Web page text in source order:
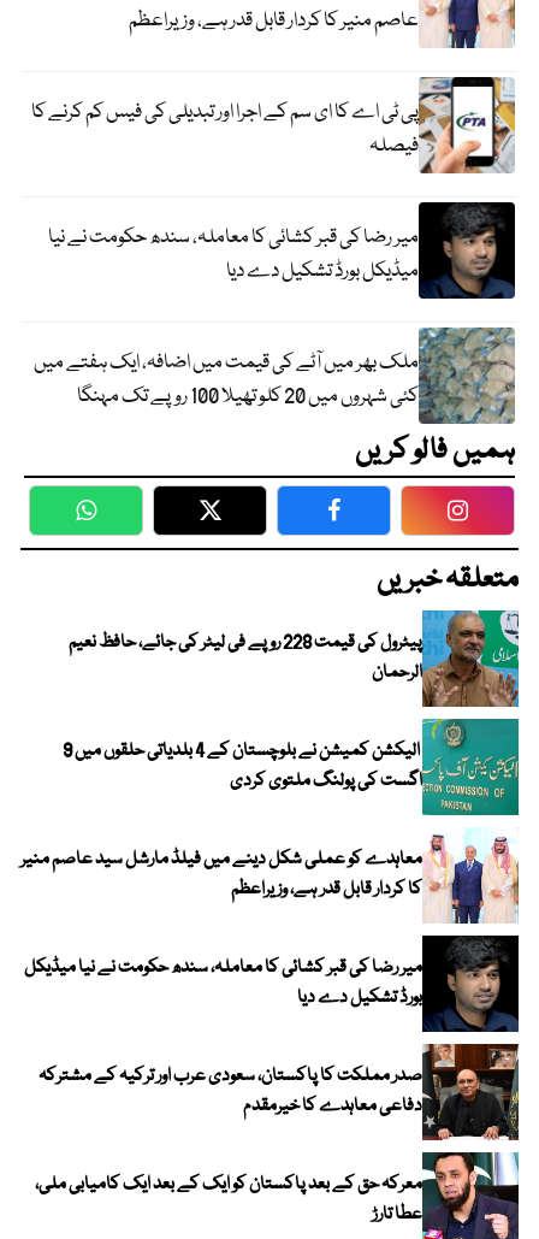
عاصم منیر کا کردار قابل قدر ہے، وزیراعظم
پی ٹی اے کا ای سم کے اجرا اور تبدیلی کی فیس کم کرنے کا
فیصلہ
میر رضا کی قبر کشائی کا معاملہ، سندھ حکومت نے نیا
میڈیکل بورڈ تشکیل دے دیا
ملک بھر میں آٹے کی قیمت میں اضافہ، ایک ہفتے میں
کئی شہروں میں 20 کلو تھیلا 100 روپے تک مہنگا
ہمیں فالو کریں
WhatsApp Twitter Facebook
متعلقہ خبریں
پیٹرول کی قیمت 228 روپے فی لیٹر کی جائے، حافظ نعیم
الرحمان
الیکشن کمیشن نے بلوچستان کے 4 بلدیاتی حلقوں میں 9
اگست کی پولنگ ملتوی کردی
معاہدے کو عملی شکل دینے میں فیلڈ مارشل سید عاصم منیر
کا کردار قابل قدر ہے، وزیراعظم
میر رضا کی قبر کشائی کا معاملہ، سندھ حکومت نے نیا میڈیکل
بورڈ تشکیل دے دیا
صدر مملکت کا پاکستان، سعودی عرب اور ترکیہ کے مشترکہ
دفاعی معاہدے کا خیرمقدم
معرکہ حق کے بعد پاکستان کو ایک کے بعد ایک کامیابی ملی،
عطا تارڑ